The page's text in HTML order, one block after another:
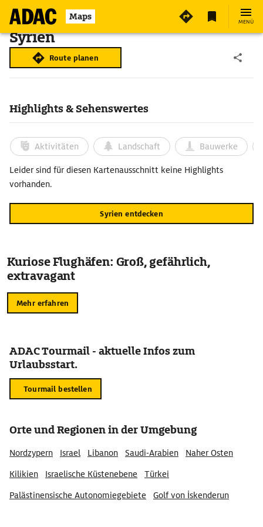
Maps MENÜ
Syrien
Route planen
Highlights & Sehenswertes
Aktivitäten Landschaft Bauwerke
Leider sind für diesen Kartenausschnitt keine Highlights
vorhanden.
Syrien entdecken
Kuriose Flughäfen: Groß, gefährlich,
extravagant
Mehr erfahren
ADAC Tourmail - aktuelle Infos zum
Urlaubsstart.
Tourmail bestellen
Orte und Regionen in der Umgebung
Nordzypern Israel Libanon Saudi-Arabien
Naher Osten
Kilikien
Israelische Küstenebene
Türkei
Palästinensische Autonomiegebiete
Golf von İskenderun